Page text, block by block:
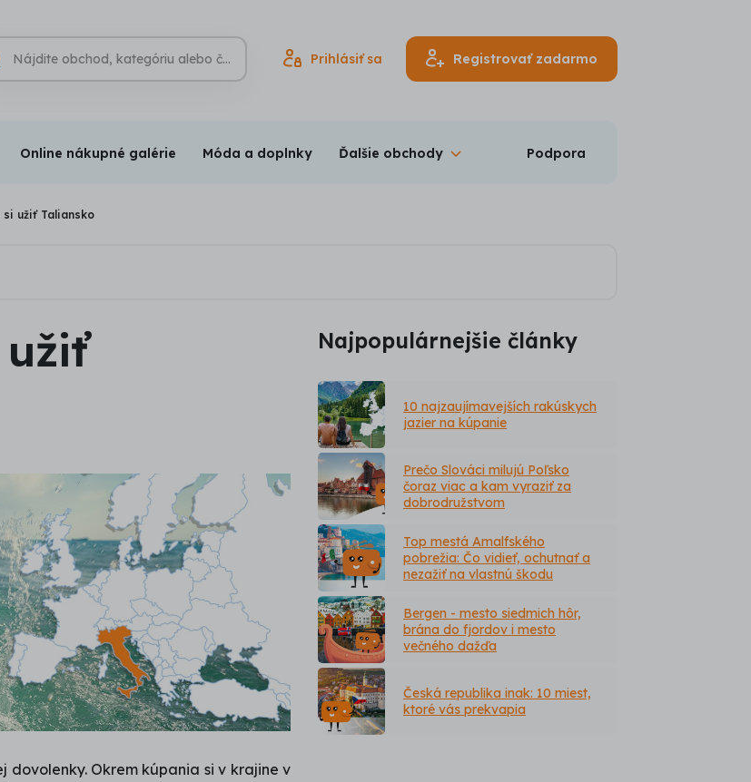
Vyhľadávanie
Hľadať Prihlásiť sa Registrovať zadarmo
Online nákupné galérie Móda a doplnky Ďalšie obchody Podpora
užiť Taliansko
dovolenky. Okrem kúpania si v krajine v
Najpopulárnejšie články
10 najzaujímavejších rakúskych
jazier na kúpanie
Prečo Slováci milujú Poľsko
čoraz viac a kam vyraziť za
dobrodružstvom
Top mestá Amalfského
pobrežia: Čo vidieť, ochutnať a
nezažiť na vlastnú škodu
Bergen - mesto siedmich hôr,
brána do fjordov i mesto
večného dažďa
Česká republika inak: 10 miest,
ktoré vás prekvapia